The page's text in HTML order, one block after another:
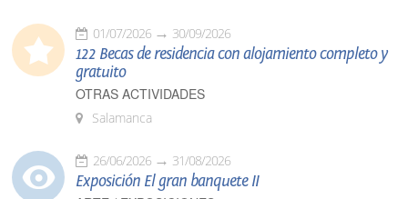
01/07/2026 30/09/2026
122 Becas de residencia con alojamiento completo y
gratuito
OTRAS ACTIVIDADES
Salamanca
26/06/2026 31/08/2026
Exposición El gran banquete II